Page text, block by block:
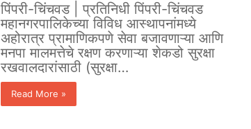
पिंपरी-चिंचवड | प्रतिनिधी पिंपरी-चिंचवड
महानगरपालिकेच्या विविध आस्थापनांमध्ये
अहोरात्र प्रामाणिकपणे सेवा बजावणाऱ्या आणि
मनपा मालमत्तेचे रक्षण करणाऱ्या शेकडो सुरक्षा
रखवालदारांसाठी (सुरक्षा…
Read More »